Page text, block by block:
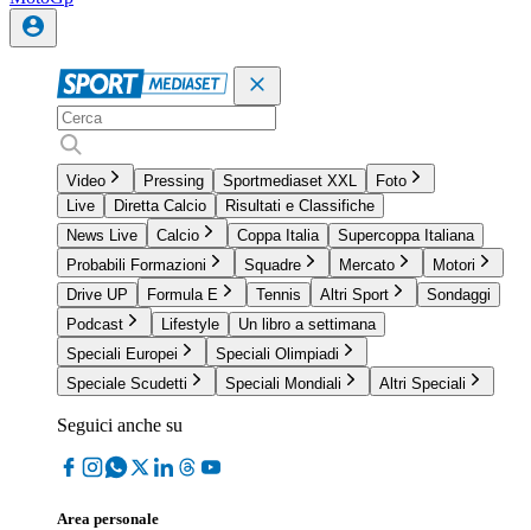
Video Pressing Sportmediaset XXL
Foto
Live
Diretta Calcio
Risultati e Classifiche
News Live
Calcio Coppa Italia
Supercoppa Italiana
Probabili Formazioni
Squadre Mercato
Motori
Drive UP
Formula E Tennis Altri Sport
Sondaggi
Podcast
Lifestyle
Un libro a settimana
Speciali Europei
Speciali Olimpiadi
Speciale Scudetti
Speciali Mondiali Altri Speciali
Seguici anche su
Area personale